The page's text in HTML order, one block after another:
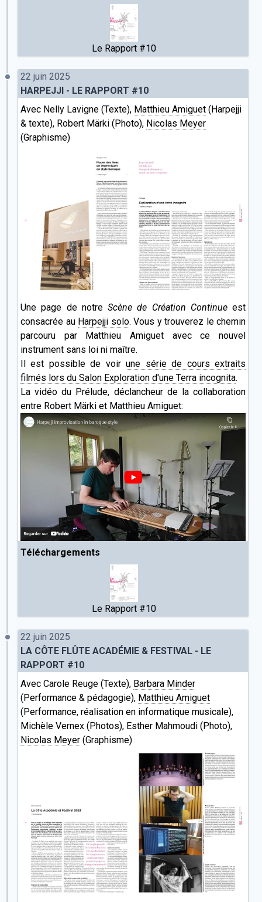
Le Rapport #10
22 juin 2025
HARPEJJI - LE RAPPORT #10
Avec Nelly Lavigne (Texte), Matthieu Amiguet (Harpejji
& texte), Robert Märki (Photo), Nicolas Meyer
(Graphisme)
Une page de notreScène de Création Continueest
consacrée au Harpejji solo. Vous y trouverez le chemin
parcouru par Matthieu Amiguet avec ce nouvel
instrument sans loi ni maître.
Il est possible de voirune série de cours extraits
filmés lors du Salon Exploration d'une Terra incognita.
La vidéo du Prélude, déclancheur de la collaboration
entre Robert Märki et Matthieu Amiguet:
Téléchargements
Le Rapport #10
22 juin 2025
LA CÔTE FLÛTE ACADÉMIE & FESTIVAL - LE
RAPPORT #10
Avec Carole Reuge (Texte), Barbara Minder
(Performance & pédagogie), Matthieu Amiguet
(Performance, réalisation en informatique musicale),
Michèle Vernex (Photos), Esther Mahmoudi (Photo),
Nicolas Meyer (Graphisme)